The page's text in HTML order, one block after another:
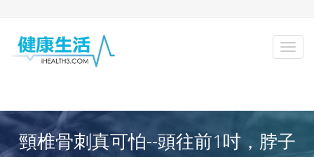
頸椎骨刺真可怕--頭往前1吋，脖子